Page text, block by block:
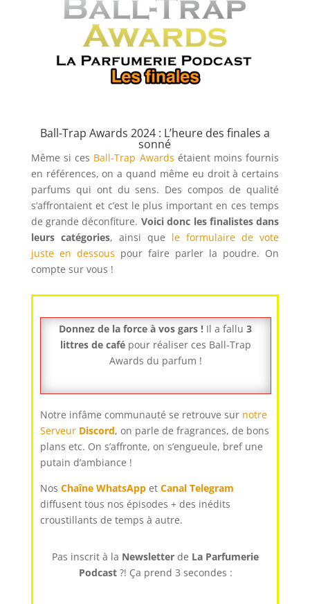
Ball-Trap Awards 2024 : L’heure des finales a
sonné
Même si ces Ball-Trap Awards étaient moins fournis
en références, on a quand même eu droit à certains
parfums qui ont du sens. Des compos de qualité
s’affrontaient et c’est le plus important en ces temps
de grande déconfiture. Voici donc les finalistes dans
leurs catégories, ainsi que le formulaire de vote
juste en dessous pour faire parler la poudre. On
compte sur vous !
Donnez de la force à vos gars ! Il a fallu3
littres de café pour réaliser ces Ball-Trap
Awards du parfum !
Notre infâme communauté se retrouve sur notre
Serveur Discord, on parle de fragrances, de bons
plans etc. On s’affronte, on s’engueule, bref une
putain d’ambiance !
Nos Chaîne WhatsAppet Canal Telegram
diffusent tous nos épisodes + des inédits
croustillants de temps à autre.
Pas inscrit à la Newsletter de La Parfumerie
Podcast?! Ça prend 3 secondes :